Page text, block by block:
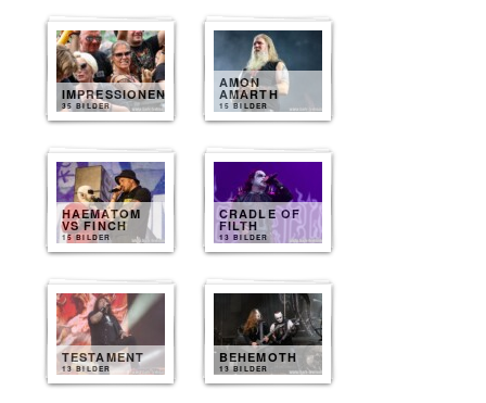
IMPRESSIONEN
35 BILDER
AMON
AMARTH
15 BILDER
HAEMATOM
VS FINCH
15 BILDER
CRADLE OF
FILTH
13 BILDER
TESTAMENT
13 BILDER
BEHEMOTH
13 BILDER